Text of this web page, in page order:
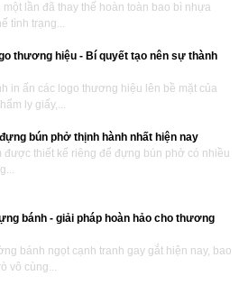
một lần đã thay thế hoàn toàn bao bì nhựa
tình trạng...
thương hiệu - Bí quyết tạo nên sự thành
in ấn các logo thương hiệu lên bề mặt của
ly giấy,...
bún phở thịnh hành nhất hiện nay
được thiết kế riêng để đựng bún phở có nhiều
bánh - giải pháp hoàn hảo cho thương
bánh ngọt cạnh tranh gay gắt hiện nay, bao
vô cùng...